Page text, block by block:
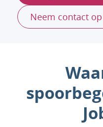
Neem contact op